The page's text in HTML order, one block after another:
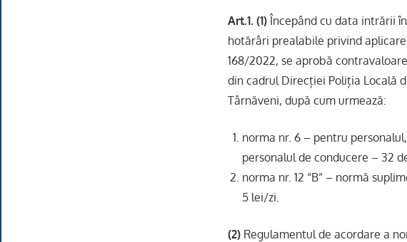
Art.1. (1) Începând cu data intrării
hotărâri prealabile privind
168/2022, se aprobă
din cadrul Direcției Poliția Locală
Târnăveni, după cum urmează:
norma nr. 6 – pentru
personalul de conducere – 32
norma nr. 12 “B” – normă
5 lei/zi.
(2) Regulamentul de acordare a